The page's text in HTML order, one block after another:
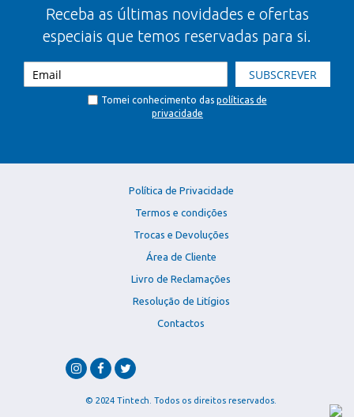
Receba as últimas novidades e ofertas
especiais que temos reservadas para si.
SUBSCREVER
Tomei conhecimento das políticas de
privacidade
Política de Privacidade
Termos e condições
Trocas e Devoluções
Área de Cliente
Livro de Reclamações
Resolução de Litígios
Contactos
© 2024 Tintech. Todos os direitos reservados.